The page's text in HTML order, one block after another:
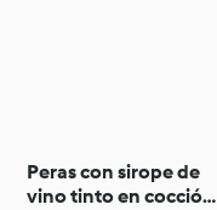
Peras con sirope de
vino tinto en cocción